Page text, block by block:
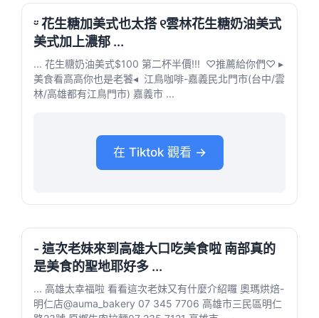
ᵕ̈ 花生糖加美式也太搭⁡ ୧雲林花生糖奶油美式
美式加上濃郁 ...
... 花生糖奶油美式$100 第二杯半價!!! ⁡ ♡推薦給你們♡ ▸
美食看高高你也是老饕◂ ⁡ 江鳥咖啡-嘉義民北門市(台中/雲
林/高雄都有江鳥門市) 嘉義市 ...
在 Tiktok 觀看 →
- 這次老妹來到高雄大口吃美食啦 南部真的
是美食的聖地耶好多 ...
... 高雄太幸福啦 看看這次老妹又有什麼介紹囉 奧瑪烘焙-
明仁店@auma_bakery 07 345 7706 高雄市三民區明仁